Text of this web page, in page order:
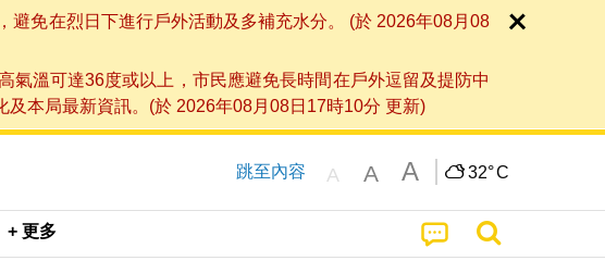
免在烈日下進行戶外活動及多補充水分。 (於 2026年08月08
溫可達36度或以上，市民應避免長時間在戶外逗留及提防中
本局最新資訊。(於 2026年08月08日17時10分 更新)
跳至內容 A A A 32°C
+ 更多